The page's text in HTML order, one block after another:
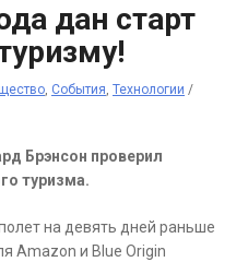
дан старт
, События, Технологии /
Брэнсон проверил
туризма.
на девять дней раньше
Amazon и Blue Origin